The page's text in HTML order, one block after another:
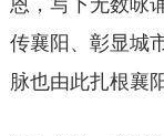
恩，写下无数咏
传襄阳、彰显城
脉也由此扎根襄